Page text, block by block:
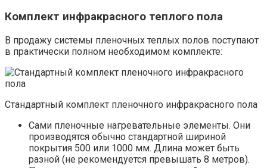
Комплект инфракрасного теплого пола
В продажу системы пленочных теплых полов поступают
в практически полном необходимом комплекте:
Стандартный комплект пленочного инфракрасного пола
Сами пленочные нагревательные элементы. Они
производятся обычно стандартной шириной
покрытия 500 или 1000 мм. Длина может быть
разной (не рекомендуется превышать 8 метров).